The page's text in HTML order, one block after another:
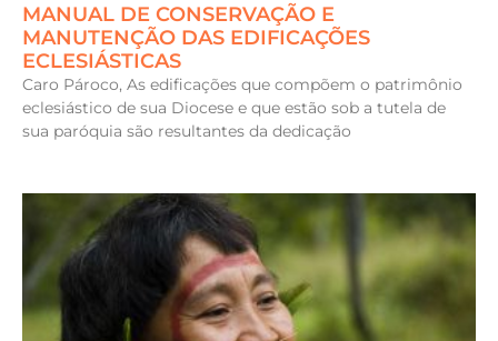
MANUAL DE CONSERVAÇÃO E
MANUTENÇÃO DAS EDIFICAÇÕES
ECLESIÁSTICAS
Caro Pároco, As edificações que compõem o patrimônio
eclesiástico de sua Diocese e que estão sob a tutela de
sua paróquia são resultantes da dedicação